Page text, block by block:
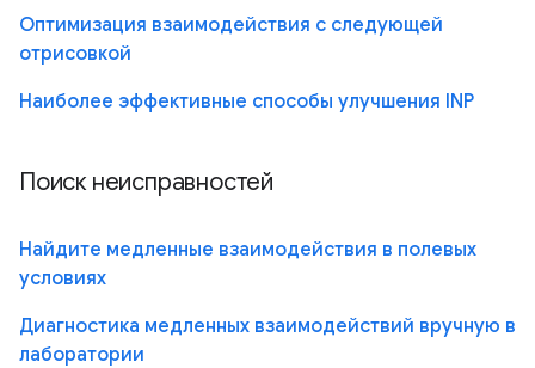
Оптимизация взаимодействия с следующей
отрисовкой
Наиболее эффективные способы улучшения INP
Поиск неисправностей
Найдите медленные взаимодействия в полевых
условиях
Диагностика медленных взаимодействий вручную в
лаборатории